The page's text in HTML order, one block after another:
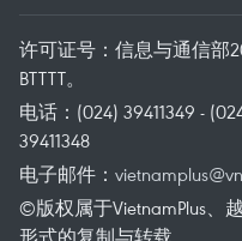
许可证号：信息与通信部
BTTTT。
电话：(024) 39411349 -
39411348
电子邮件：
©版权属于VietnamPlus、
形式的复制与转载。